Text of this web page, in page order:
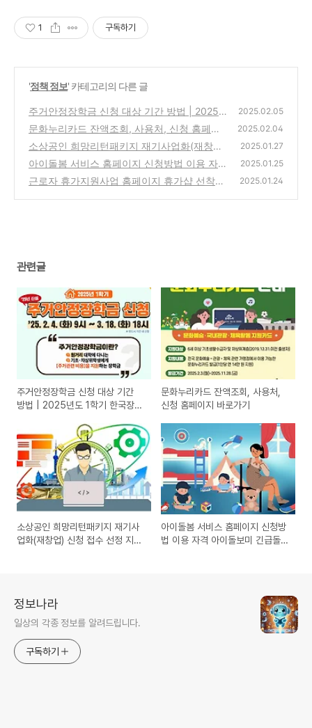
1 구독하기
'정책 정보' 카테고리의 다른 글
주거안정장학금 신청 대상 기간 방법 | 2025
년도 1학기 한국장학재단 주거안정장학금 지
금 바로 신청하세요
(0)
2025.02.05
문화누리카드 잔액조회, 사용처, 신청 홈페이
지 바로가기
(0)
2025.02.04
소상공인 희망리턴패키지 재기사업화(재창업)
신청 접수 선정 지원금 총정리
(0)
2025.01.27
아이돌봄 서비스 홈페이지 신청방법 이용 자격
아이돌보미 긴급돌봄
(0)
2025.01.25
근로자 휴가지원사업 홈페이지 휴가샵 선착순
2025.01.24
관련글
주거안정장학금 신청 대상 기간
방법 | 2025년도 1학기 한국장학
신청하세요
문화누리카드 잔액조회, 사용처,
신청 홈페이지 바로가기
소상공인 희망리턴패키지 재기사
업화(재창업) 신청 접수 선정 지원
아이돌봄 서비스 홈페이지 신청방
법 이용 자격 아이돌보미 긴급돌
정보나라
일상의 각종 정보를 알려드립니다.
구독하기